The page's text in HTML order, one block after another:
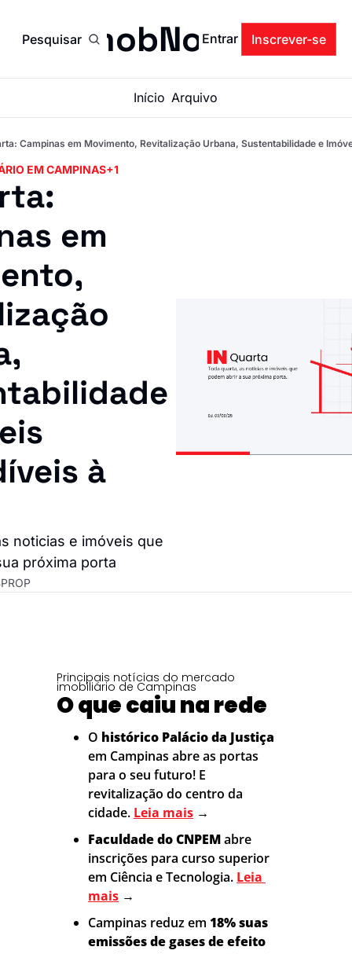
PesquisarImobNow
Entrar Inscrever-se
Início Arquivo
Campinas em Movimento, Revitalização Urbana, Sustentabilidade e
EM CAMPINAS+1
em
à
noticias e imóveis que
próxima porta
Principais notícias do mercado
imobiliário de Campinas
O que caiu na rede
O histórico Palácio da Justiça
em Campinas abre as portas
para o seu futuro! E
revitalização do centro da
cidade. Leia mais →
Faculdade do CNPEM abre
inscrições para curso superior
em Ciência e Tecnologia. Leia
mais →
Campinas reduz em 18% suas
emissões de gases de efeito